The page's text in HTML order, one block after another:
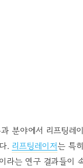
분야에서 리프팅레
. 리프팅레이저는 특
라는 연구 결과들이